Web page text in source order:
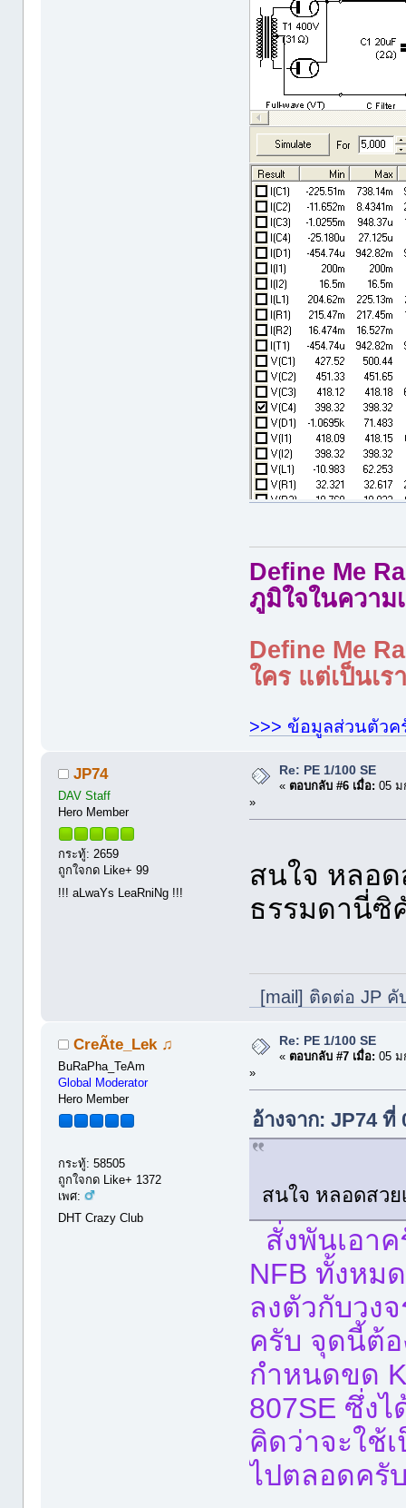
Define Me
ภูมิใจในความ
Define Me
ใคร แต่เป็นเ
>>> ข้อมูลส่วนตัวค
JP74
DAV Staff
Hero Member
กระทู้: 2659
ถูกใจกด Like+ 99
!!! aLwaYs LeaRniNg !!!
Re: PE 1/100 SE
« ตอบกลับ #6 เมื่อ: 05 ม
»
สนใจ หลอ
ธรรมดานี่ซิ
[mail] ติดต่อ JP คั
CreÃte_Lek ♫
BuRaPha_TeAm
Global Moderator
Hero Member
กระทู้: 58505
ถูกใจกด Like+ 1372
เพศ:
DHT Crazy Club
Re: PE 1/100 SE
« ตอบกลับ #7 เมื่อ: 05 ม
»
อ้างจาก: JP74 ที่
สนใจ หลอดสว
สั่งพันเอา
NFB ทั้งหม
ลงตัวกับวง
ครับ จุดนี้ต้
กำหนดขด
807SE ซึ่ง
คิดว่าจะใช้
ไปตลอดครั